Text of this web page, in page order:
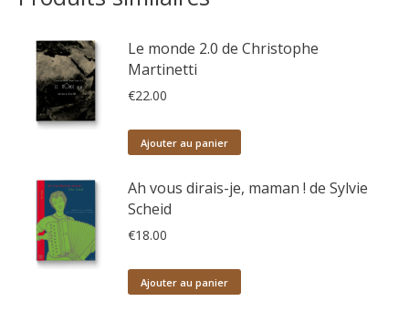
Le monde 2.0 de Christophe
Martinetti
€22.00
Ajouter au panier
Ah vous dirais-je, maman ! de Sylvie
Scheid
€18.00
Ajouter au panier